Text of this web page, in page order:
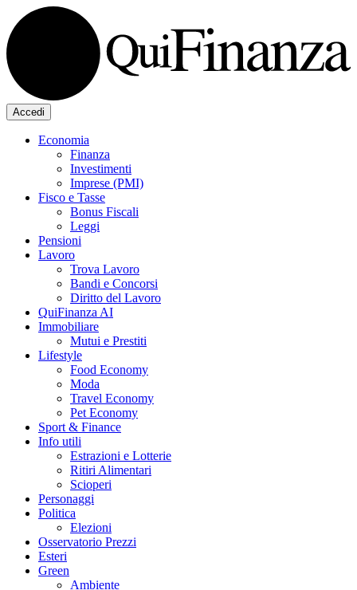
Accedi
Economia
Finanza
Investimenti
Imprese (PMI)
Fisco e Tasse
Bonus Fiscali
Leggi
Pensioni
Lavoro
Trova Lavoro
Bandi e Concorsi
Diritto del Lavoro
QuiFinanza AI
Immobiliare
Mutui e Prestiti
Lifestyle
Food Economy
Moda
Travel Economy
Pet Economy
Sport & Finance
Info utili
Estrazioni e Lotterie
Ritiri Alimentari
Scioperi
Personaggi
Politica
Elezioni
Osservatorio Prezzi
Esteri
Green
Ambiente